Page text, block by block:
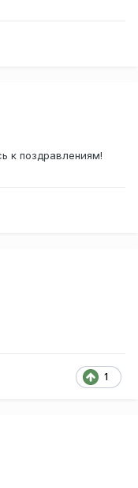
к поздравлениям!
1